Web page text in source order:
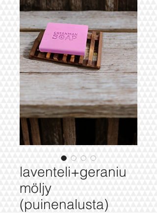
laventeli+geraniu
möljy
(puinenalusta)